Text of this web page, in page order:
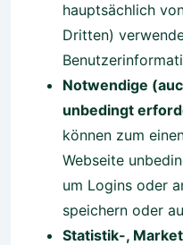
hauptsächlich
Dritten)
Notwendige
unbedingt
können zum
Webseite
um Logins oder
speichern oder
Statistik-,